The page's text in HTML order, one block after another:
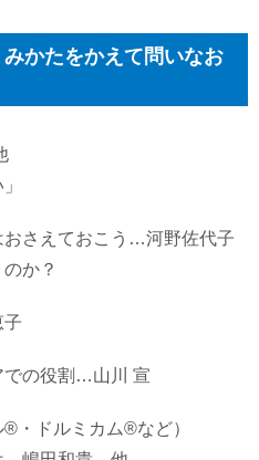
みかたをかえて問いなお
さえておこう…河野佐代子
か？
での役割…山川 宣
・ドルミカム®など）